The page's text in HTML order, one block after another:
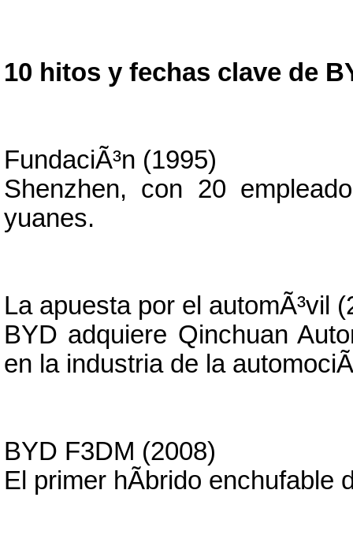
10 hitos y fechas clave de
FundaciÃ³n (1995)
Shenzhen, con 20
yuanes.
La apuesta por el automÃ³vil
BYD adquiere Qinchuan
en la industria de la
BYD F3DM (2008)
El primer hÃ­brido enchufable